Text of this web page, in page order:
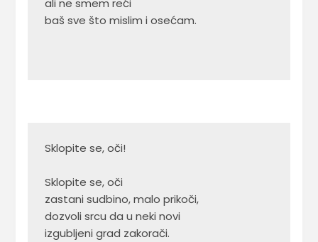
ali ne smem reći
baš sve što mislim i osećam.
Sklopite se, oči!
Sklopite se, oči
zastani sudbino, malo prikoči,
dozvoli srcu da u neki novi
izgubljeni grad zakorači.